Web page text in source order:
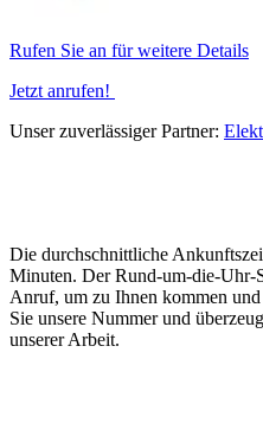
Rufen Sie an für weitere Details
Jetzt anrufen!
Unser zuverlässiger Partner:
Die durchschnittliche
Minuten. Der Rund-um-die-Uhr-
Anruf, um zu Ihnen kommen
Sie unsere Nummer und
unserer Arbeit.